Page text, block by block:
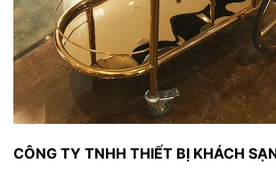
CÔNG TY TNHH THIẾT BỊ KHÁCH